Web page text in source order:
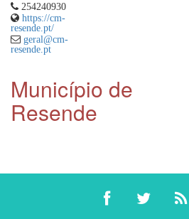
254240930
https://cm-
resende.pt/
geral@cm-
resende.pt
Município de
Resende